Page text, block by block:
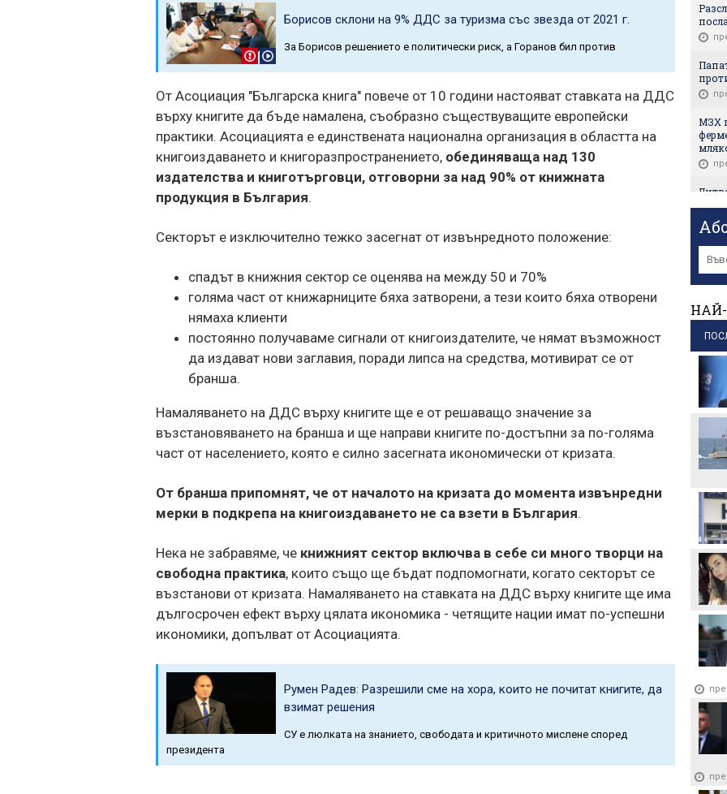
Борисов склони на 9% ДДС за туризма със звезда от 2021 г.
За Борисов решението е политически риск, а Горанов бил против
От Асоциация "Българска книга" повече от 10 години настояват ставката на ДДС
върху книгите да бъде намалена, съобразно съществуващите европейски
практики. Асоциацията е единствената национална организация в областта на
книгоиздаването и книгоразпространението, обединяваща над 130
издателства и книготърговци, отговорни за над 90% от книжната
продукция в България.
Секторът е изключително тежко засегнат от извънредното положение:
спадът в книжния сектор се оценява на между 50 и 70%
голяма част от книжарниците бяха затворени, а тези които бяха отворени
нямаха клиенти
постоянно получаваме сигнали от книгоиздателите, че нямат възможност
да издават нови заглавия, поради липса на средства, мотивират се от
бранша.
Намаляването на ДДС върху книгите ще е от решаващо значение за
възстановяването на бранша и ще направи книгите по-достъпни за по-голяма
част от населението, която е силно засегната икономически от кризата.
От бранша припомнят, че от началото на кризата до момента извънредни
мерки в подкрепа на книгоиздаването не са взети в България.
Нека не забравяме, че книжният сектор включва в себе си много творци на
свободна практика, които също ще бъдат подпомогнати, когато секторът се
възстанови от кризата. Намаляването на ставката на ДДС върху книгите ще има
дългосрочен ефект върху цялата икономика - четящите нации имат по-успешни
икономики, допълват от Асоциацията.
Румен Радев: Разрешили сме на хора, които не почитат книгите, да
взимат решения
СУ е люлката на знанието, свободата и критичното мислене според
президента
МЗХ
На